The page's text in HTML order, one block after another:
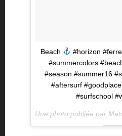
Beach
#horizon
#summercolors
#season #summer16
#aftersurf
#surfschool